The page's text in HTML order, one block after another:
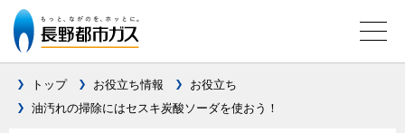
トップ お役立ち情報
お役立ち
油汚れの掃除にはセスキ炭酸ソーダを使おう！